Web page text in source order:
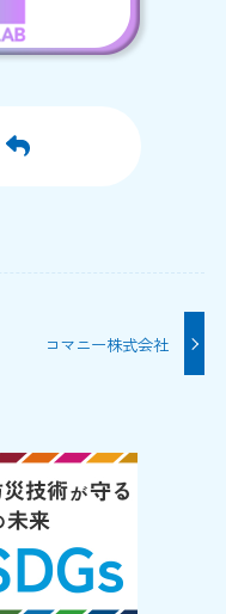
コマニー株式会社